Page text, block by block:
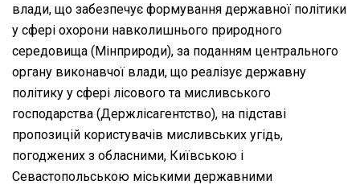
влади, що забезпечує формування державної політики
у сфері охорони навколишнього природного
середовища (Мінприроди), за поданням центрального
органу виконавчої влади, що реалізує державну
політику у сфері лісового та мисливського
господарства (Держлісагентство), на підставі
пропозицій користувачів мисливських угідь,
погоджених з обласними, Київською і
Севастопольською міськими державними